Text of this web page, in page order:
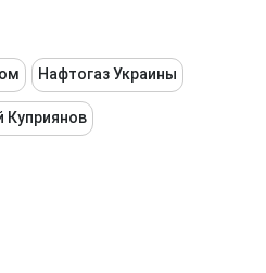
Нафтогаз Украины
Куприянов